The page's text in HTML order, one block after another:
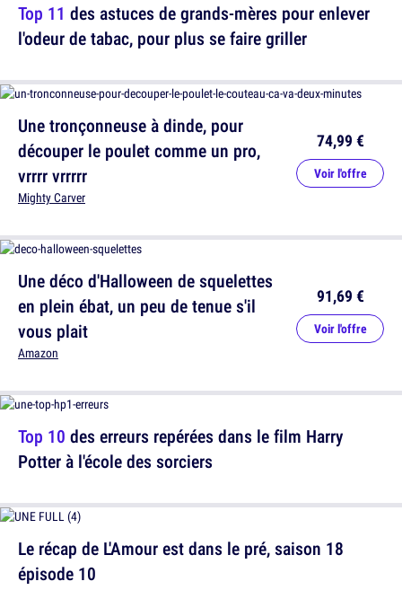
Une tronçonneuse à dinde, pour
découper le poulet comme un pro,
vrrrr vrrrrr
Mighty Carver
74,99 €
Voir l'offre
Top 10 des erreurs repérées dans le film Harry
Potter à l'école des sorciers
Top 11 des astuces de grands-mères pour enlever
l'odeur de tabac, pour plus se faire griller
Une déco d'Halloween de squelettes
en plein ébat, un peu de tenue s'il
vous plait
Amazon
91,69 €
Voir l'offre
Le récap de L'Amour est dans le pré, saison 18
épisode 10